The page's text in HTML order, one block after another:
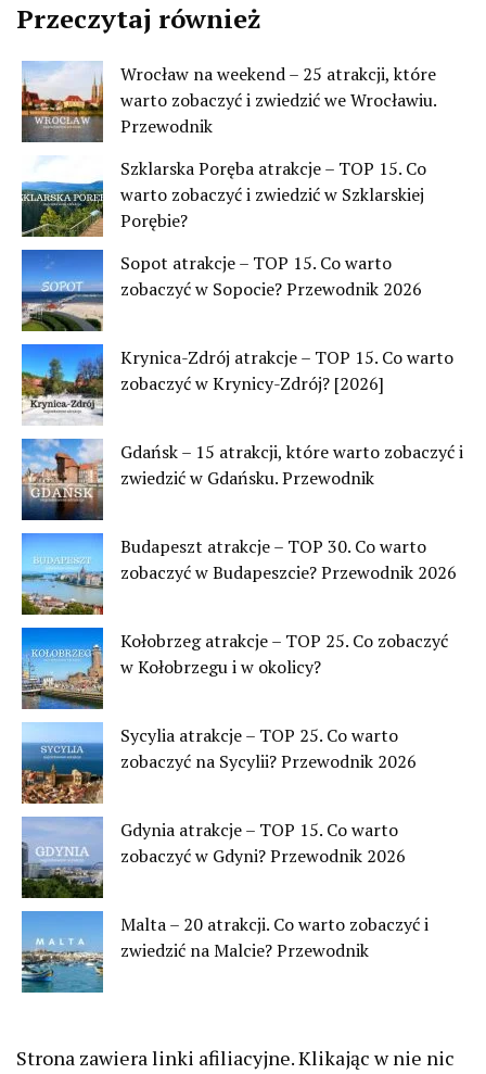
Przeczytaj również
Wrocław na weekend – 25 atrakcji, które
warto zobaczyć i zwiedzić we Wrocławiu.
Przewodnik
Szklarska Poręba atrakcje – TOP 15. Co
warto zobaczyć i zwiedzić w Szklarskiej
Porębie?
Sopot atrakcje – TOP 15. Co warto
zobaczyć w Sopocie? Przewodnik 2026
Krynica-Zdrój atrakcje – TOP 15. Co warto
zobaczyć w Krynicy-Zdrój? [2026]
Gdańsk – 15 atrakcji, które warto zobaczyć i
zwiedzić w Gdańsku. Przewodnik
Budapeszt atrakcje – TOP 30. Co warto
zobaczyć w Budapeszcie? Przewodnik 2026
Kołobrzeg atrakcje – TOP 25. Co zobaczyć
w Kołobrzegu i w okolicy?
Sycylia atrakcje – TOP 25. Co warto
zobaczyć na Sycylii? Przewodnik 2026
Gdynia atrakcje – TOP 15. Co warto
zobaczyć w Gdyni? Przewodnik 2026
Malta – 20 atrakcji. Co warto zobaczyć i
zwiedzić na Malcie? Przewodnik
Strona zawiera linki afiliacyjne. Klikając w nie nic